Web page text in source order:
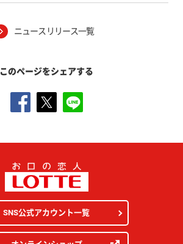
ニュースリリース一覧
このページをシェアする
SNS公式アカウント一覧